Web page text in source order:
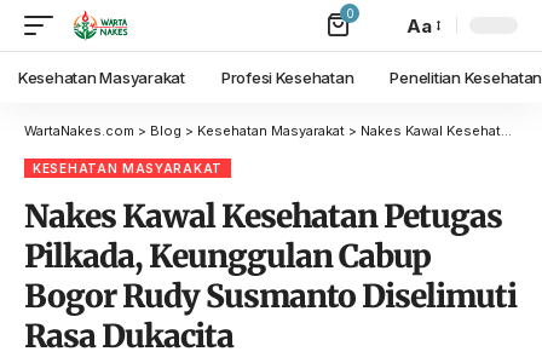
0
Aa
Kesehatan Masyarakat Profesi Kesehatan Penelitian Kesehatan
WartaNakes.com > Blog > Kesehatan Masyarakat > Nakes Kawal Kesehatan Petugas Pilkada, Keunggulan Cabup Bogor Rudy Susmanto Diselimuti Rasa Dukacita
KESEHATAN MASYARAKAT
Nakes Kawal Kesehatan Petugas
Pilkada, Keunggulan Cabup
Bogor Rudy Susmanto Diselimuti
Rasa Dukacita